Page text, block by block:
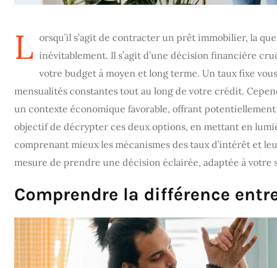
L orsqu’il s’agit de contracter un prêt immobilier, la
inévitablement. Il s’agit d’une décision financière
votre budget à moyen et long terme. Un taux fixe
mensualités constantes tout au long de votre crédit.
un contexte économique favorable, offrant
objectif de décrypter ces deux options, en mettant en
comprenant mieux les mécanismes des taux d’intérêt et
mesure de prendre une décision éclairée, adaptée à
Comprendre la différence